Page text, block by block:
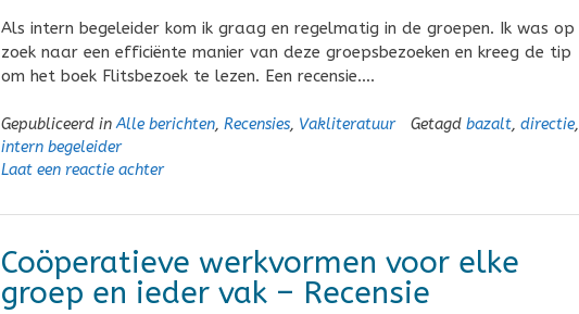
Als intern begeleider kom ik graag en regelmatig in de groepen. Ik was op
zoek naar een efficiënte manier van deze groepsbezoeken en kreeg de tip
om het boek Flitsbezoek te lezen. Een recensie….
Gepubliceerd inAlle berichten, Recensies, Vakliteratuur Getagd bazalt, directie,
intern begeleider
Laat een reactie achter
Coöperatieve werkvormen voor elke
groep en ieder vak – Recensie